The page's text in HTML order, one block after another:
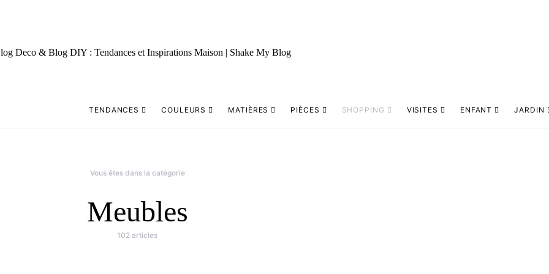
TENDANCES COULEURS MATIÈRES PIÈCES SHOPPING VISITES ENFANT JARDIN
Vous êtes dans la catégorie
Meubles
102 articles